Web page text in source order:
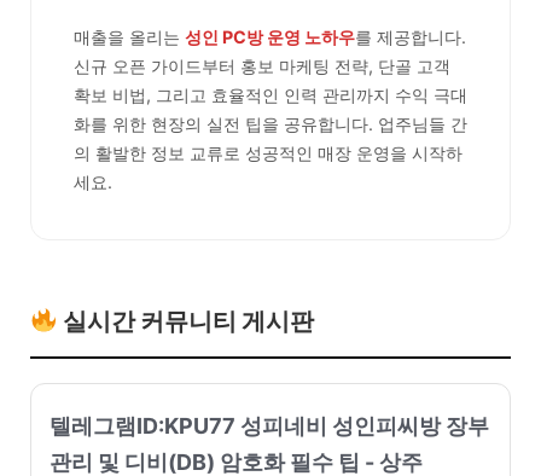
매출을 올리는 성인 PC방 운영 노하우를 제공합니다.
신규 오픈 가이드부터 홍보 마케팅 전략, 단골 고객
확보 비법, 그리고 효율적인 인력 관리까지 수익 극대
화를 위한 현장의 실전 팁을 공유합니다. 업주님들 간
의 활발한 정보 교류로 성공적인 매장 운영을 시작하
세요.
실시간 커뮤니티 게시판
텔레그램ID:KPU77 성피네비 성인피씨방 장부
관리 및 디비(DB) 암호화 필수 팁 - 상주